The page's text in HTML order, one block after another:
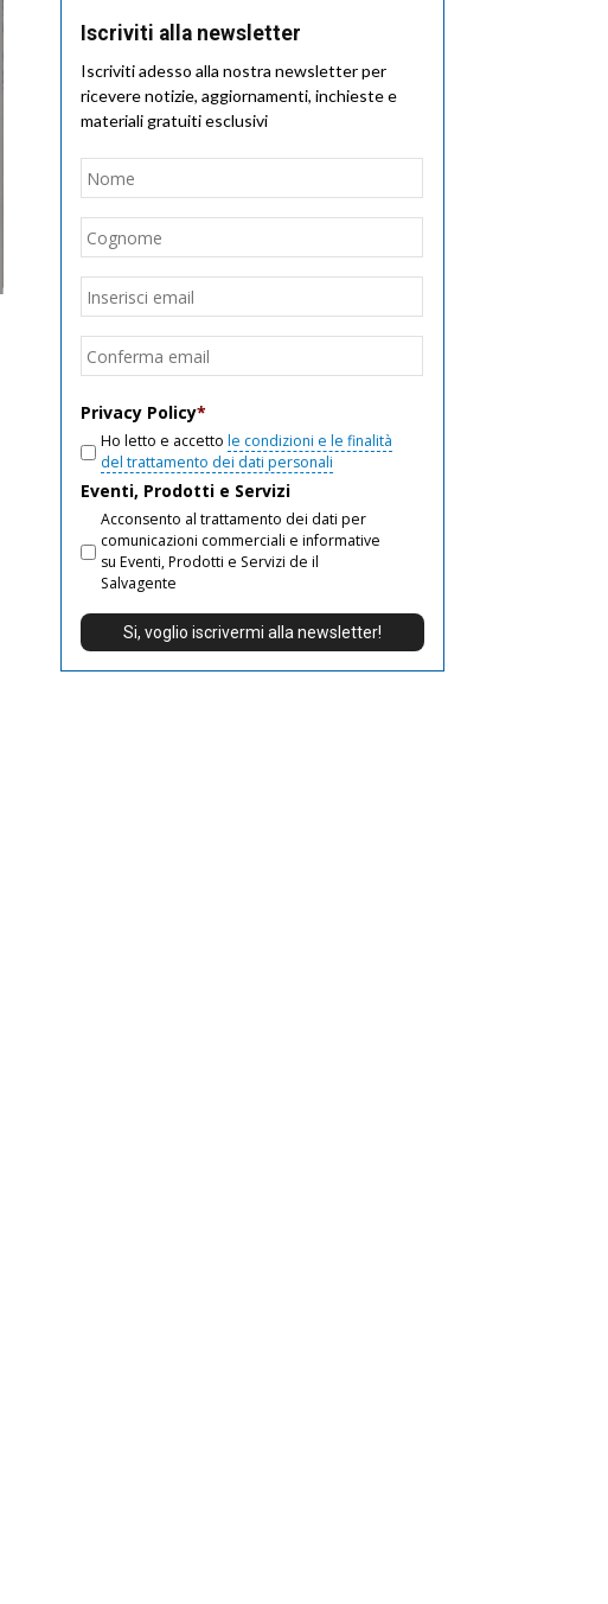
Iscriviti alla newsletter
Iscriviti adesso alla nostra newsletter per
ricevere notizie, aggiornamenti, inchieste e
materiali gratuiti esclusivi
Nome
Email
Privacy Policy*
Ho letto e accetto le condizioni e le finalità
del trattamento dei dati personali
Eventi, Prodotti e Servizi
Acconsento al trattamento dei dati per
comunicazioni commerciali e informative
su Eventi, Prodotti e Servizi de il
Salvagente